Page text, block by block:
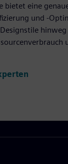
bietet eine
und -